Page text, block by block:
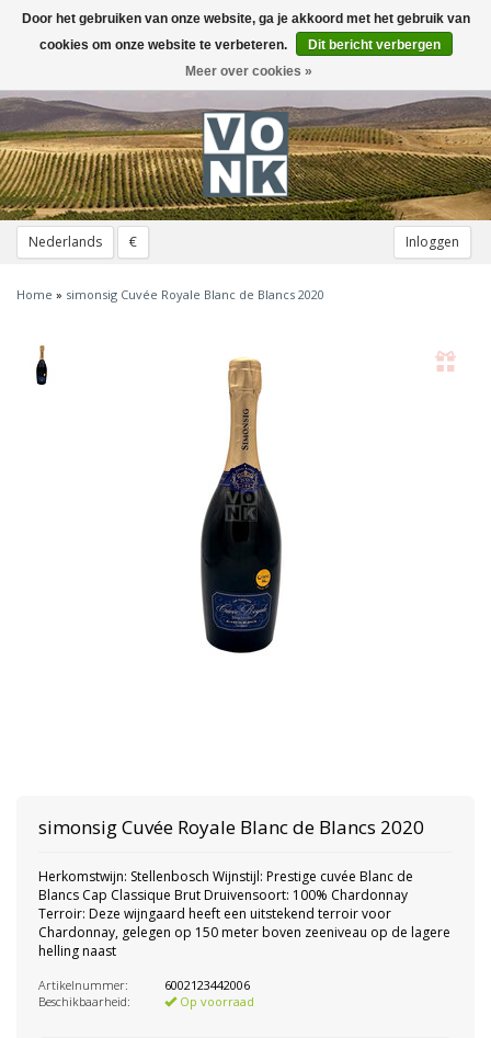
Nederlands € Inloggen
Toggle
navigation
Home » simonsig Cuvée Royale Blanc de Blancs 2020
simonsig Cuvée Royale Blanc de Blancs 2020
Herkomstwijn: Stellenbosch Wijnstijl: Prestige cuvée Blanc de
Blancs Cap Classique Brut Druivensoort: 100% Chardonnay
Terroir: Deze wijngaard heeft een uitstekend terroir voor
Chardonnay, gelegen op 150 meter boven zeeniveau op de lagere
helling naast
Artikelnummer:
6002123442006
Beschikbaarheid:
Op voorraad
Door het gebruiken van onze website, ga je akkoord met het gebruik van
cookies om onze website te verbeteren.
Dit bericht verbergen
Meer over cookies »